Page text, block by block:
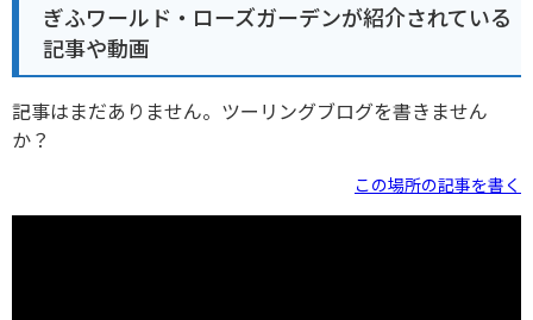
ぎふワールド・ローズガーデンが紹介されている
記事や動画
記事はまだありません。ツーリングブログを書きません
か？
この場所の記事を書く